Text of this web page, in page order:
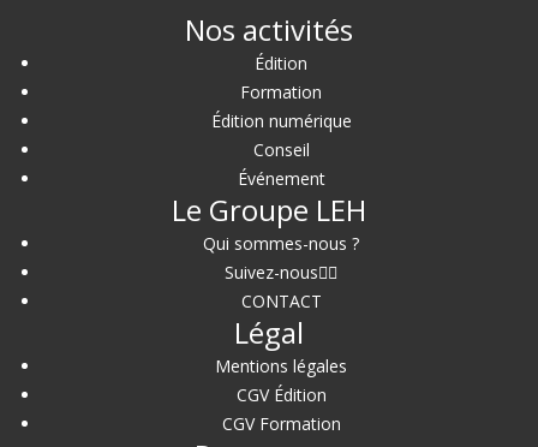
Nos activités
Édition
Formation
Édition numérique
Conseil
Événement
Le Groupe LEH
Qui sommes-nous ?
Suivez-nous
CONTACT
Légal
Mentions légales
CGV Édition
CGV Formation